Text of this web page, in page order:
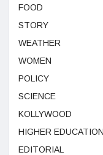
FOOD
STORY
WEATHER
WOMEN
POLICY
SCIENCE
KOLLYWOOD
HIGHER EDUCATION
EDITORIAL